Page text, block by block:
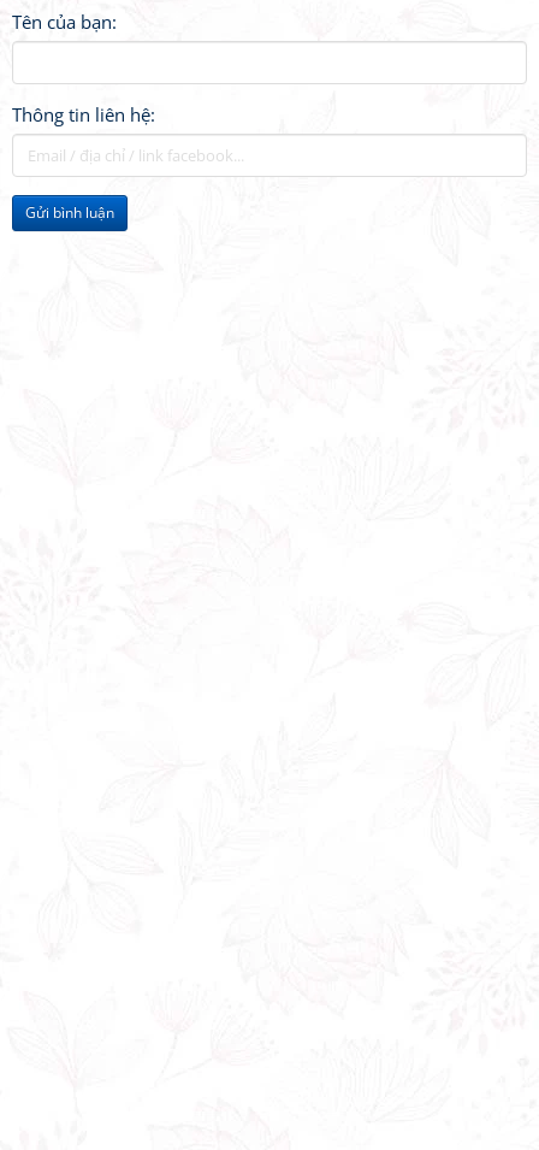
Tên của bạn:
Thông tin liên hệ:
Gửi bình luận